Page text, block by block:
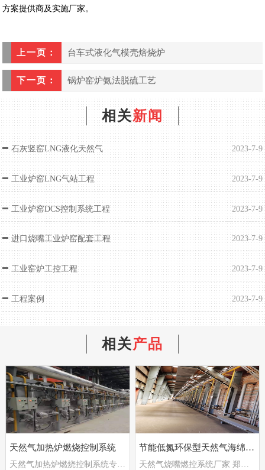
方案提供商及实施厂家。
上一页： 台车式液化气模壳焙烧炉
下一页： 锅炉窑炉氨法脱硫工艺
相关新闻
石灰竖窑LNG液化天然气 2023-7-9
工业炉窑LNG气站工程 2023-7-9
工业炉窑DCS控制系统工程 2023-7-9
进口烧嘴工业炉窑配套工程 2023-7-9
工业窑炉工控工程 2023-7-9
工程案例 2023-7-9
相关产品
天然气加热炉燃烧控制系统 节能低氮环保型天然气海绵铁隧道窑炉